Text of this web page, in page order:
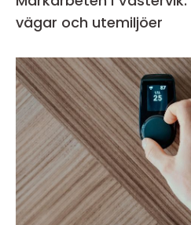
vägar och utemiljöer